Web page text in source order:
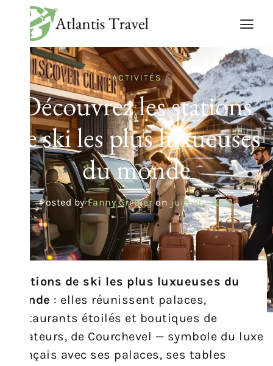
ACTIVITÉS
Découvrez les stations
de ski les plus luxueuses
du monde
Posted by Fanny Gredier on juin 26, 2026
Stations de ski les plus luxueuses du
monde : elles réunissent palaces,
restaurants étoilés et boutiques de
créateurs, de Courchevel — symbole du luxe
français avec ses palaces, ses tables